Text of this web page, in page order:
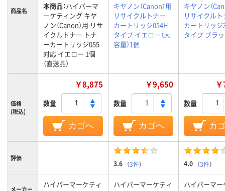
商品名 本商品：ハイパーマ
ーケティング キヤ
ノン（Canon）用 リサ
イクルトナー トナ
ーカートリッジ055
対応 イエロー 1個
（直送品）
キヤノン（Canon）用
リサイクルトナー
カートリッジ054H
タイプ イエロー（大
容量）1個
キヤノン（
リサイクル
カートリッジ
タイプ ブラ
価格
(税込)
￥8,875
数量
カゴへ
￥9,650
数量
カゴへ
数量
カ
評価
3.6 （3件） 4.0 （3件）
メーカー
ハイパーマーケティ
ハイパーマーケティ
ハイパーマ